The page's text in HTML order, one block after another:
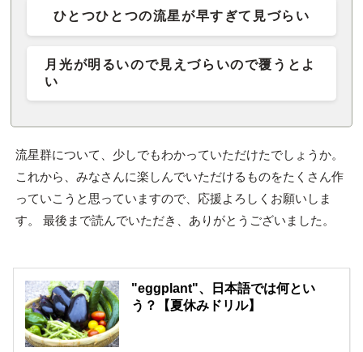
ひとつひとつの流星が早すぎて見づらい
月光が明るいので見えづらいので覆うとよ
い
流星群について、少しでもわかっていただけたでしょうか。
これから、みなさんに楽しんでいただけるものをたくさん作
っていこうと思っていますので、応援よろしくお願いしま
す。 最後まで読んでいただき、ありがとうございました。
"eggplant"、日本語では何とい
う？【夏休みドリル】